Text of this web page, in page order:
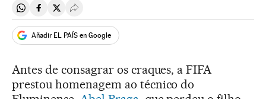
Compartir en Whatsapp
Compartir en Facebook
Compartir en Twitter
Desplegar Redes Sociales
Añadir EL PAÍS en Google
Antes de consagrar os craques, a FIFA
prestou homenagem ao técnico do